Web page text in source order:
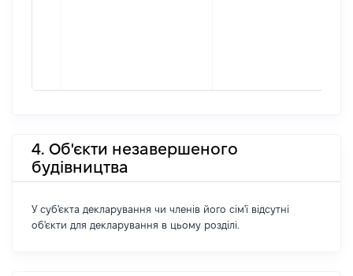
4. Об'єкти незавершеного
будівництва
У суб'єкта декларування чи членів його сім'ї відсутні
об'єкти для декларування в цьому розділі.